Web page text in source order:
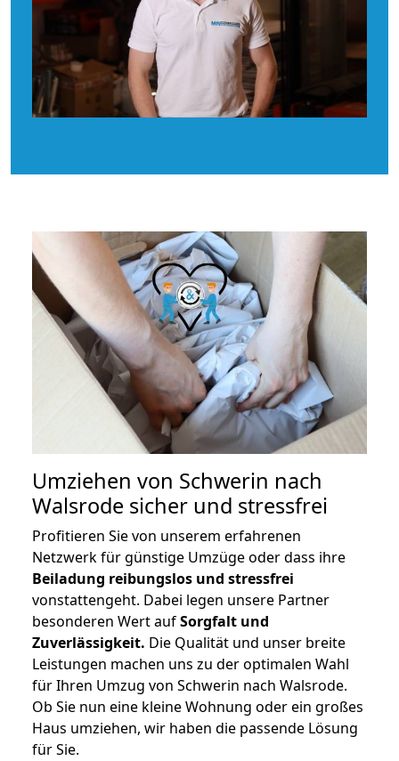
Umziehen von Schwerin nach
Walsrode sicher und stressfrei
Profitieren Sie von unserem erfahrenen
Netzwerk für günstige Umzüge oder dass ihre
Beiladung reibungslos und stressfrei
vonstattengeht. Dabei legen unsere Partner
besonderen Wert aufSorgfalt und
Zuverlässigkeit. Die Qualität und unser breite
Leistungen machen uns zu der optimalen Wahl
für Ihren Umzug von Schwerin nach Walsrode.
Ob Sie nun eine kleine Wohnung oder ein großes
Haus umziehen, wir haben die passende Lösung
für Sie.